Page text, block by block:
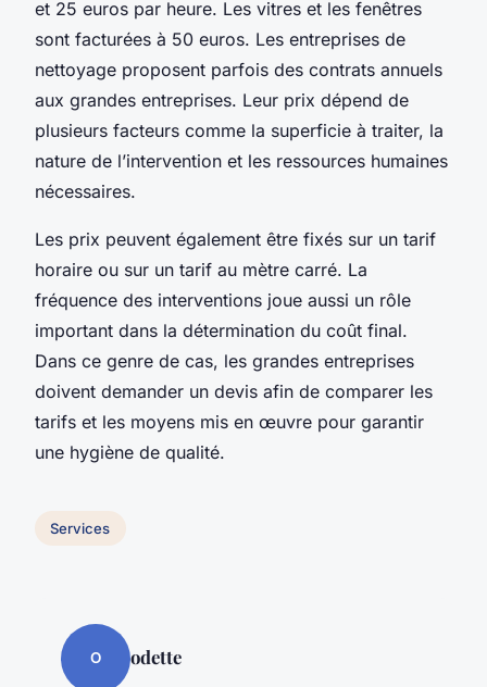
et 25 euros par heure. Les vitres et les fenêtres
sont facturées à 50 euros. Les entreprises de
nettoyage proposent parfois des contrats annuels
aux grandes entreprises. Leur prix dépend de
plusieurs facteurs comme la superficie à traiter, la
nature de l’intervention et les ressources humaines
nécessaires.
Les prix peuvent également être fixés sur un tarif
horaire ou sur un tarif au mètre carré. La
fréquence des interventions joue aussi un rôle
important dans la détermination du coût final.
Dans ce genre de cas, les grandes entreprises
doivent demander un devis afin de comparer les
tarifs et les moyens mis en œuvre pour garantir
une hygiène de qualité.
Services
O odette